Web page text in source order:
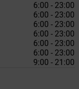
6:00 - 23:00
6:00 - 23:00
6:00 - 23:00
6:00 - 23:00
6:00 - 23:00
6:00 - 23:00
9:00 - 21:00